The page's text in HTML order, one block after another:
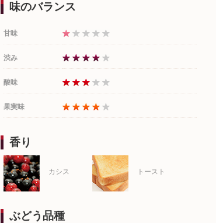
味のバランス
甘味
渋み
酸味
果実味
香り
カシス トースト
ぶどう品種